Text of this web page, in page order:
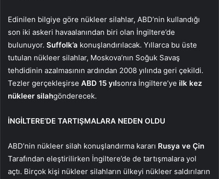
Edinilen bilgiye göre nükleer silahlar, ABD’nin kullandığı
son iki askeri havaalanından biri olan İngiltere’de
bulunuyor. Suffolk’a konuşlandırılacak. Yıllarca bu üste
tutulan nükleer silahlar, Moskova’nın Soğuk Savaş
tehdidinin azalmasının ardından 2008 yılında geri çekildi.
Tezler gerçekleşirse ABD 15 yılsonra İngiltere’ye ilk kez
nükleer silahgönderecek.
İNGİLTERE’DE TARTIŞMALARA NEDEN OLDU
ABD’nin nükleer silah konuşlandırma kararı Rusya ve Çin
Tarafından eleştirilirken İngiltere’de de tartışmalara yol
açtı. Birçok kişi nükleer silahların ülkeyi nükleer saldırıların